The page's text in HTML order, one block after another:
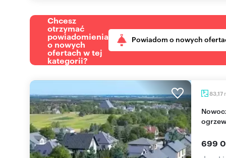
Chcesz
otrzymać
powiadomienia
o nowych
ofertach w tej
kategorii?
Powiadom o nowych
83,17
Nowoczesny dom 83m2 z klimatyzacją - garaż i
699